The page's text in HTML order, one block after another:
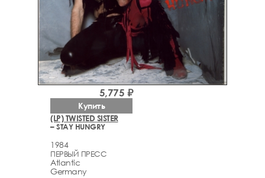
(LP) TWISTED SISTER
– STAY HUNGRY
1984
ПЕРВЫЙ ПРЕСС
Atlantic
Germany
5,775 ₽
Купить